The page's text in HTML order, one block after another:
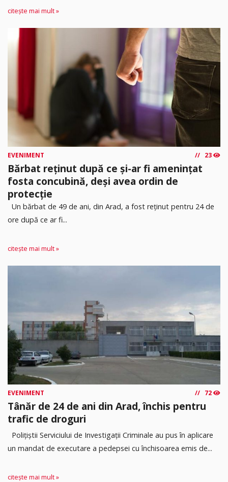
citește mai mult »
EVENIMENT 23
Bărbat reținut după ce și-ar fi amenințat
fosta concubină, deși avea ordin de
protecție
Un bărbat de 49 de ani, din Arad, a fost reținut pentru 24 de
ore după ce ar fi...
citește mai mult »
EVENIMENT 72
Tânăr de 24 de ani din Arad, închis pentru
trafic de droguri
Polițiștii Serviciului de Investigații Criminale au pus în aplicare
un mandat de executare a pedepsei cu închisoarea emis de...
citește mai mult »